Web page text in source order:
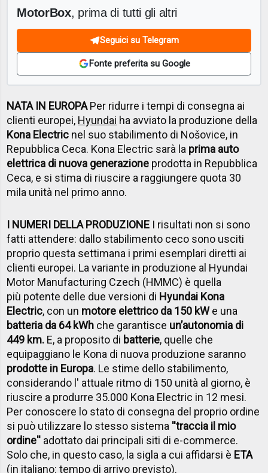
MotorBox, prima di tutti gli altri
Seguici su Telegram
Fonte preferita su Google
NATA IN EUROPAPer ridurre i tempi di consegna ai
clienti europei, Hyundai ha avviato la produzione della
Kona Electric nel suo stabilimento di Nošovice, in
Repubblica Ceca. Kona Electric sarà la prima auto
elettrica di nuova generazione prodotta in Repubblica
Ceca, e si stima di riuscire a raggiungere quota 30
mila unità nel primo anno.
I NUMERI DELLA PRODUZIONE I risultati non si sono
fatti attendere: dallo stabilimento ceco sono usciti
proprio questa settimana i primi esemplari diretti ai
clienti europei. La variante in produzione al Hyundai
Motor Manufacturing Czech (HMMC) è quella
più potente delle due versioni di Hyundai Kona
Electric, con un motore elettrico da 150 kWe una
batteria da 64 kWh che garantisce un’autonomia di
449 km. E, a proposito di batterie, quelle che
equipaggiano le Kona di nuova produzione saranno
prodotte in Europa. Le stime dello stabilimento,
considerando l' attuale ritmo di 150 unità al giorno, è
riuscire a produrre 35.000 Kona Electric in 12 mesi.
Per conoscere lo stato di consegna del proprio ordine
si può utilizzare lo stesso sistema ''traccia il mio
ordine'' adottato dai principali siti di e-commerce.
Solo che, in questo caso, la sigla a cui affidarsi è ETA
(in italiano: tempo di arrivo previsto).